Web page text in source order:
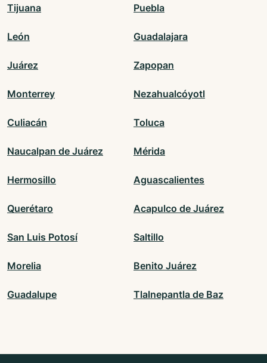
Tijuana Puebla
León Guadalajara
Juárez Zapopan
Monterrey Nezahualcóyotl
Culiacán Toluca
Naucalpan de Juárez Mérida
Hermosillo Aguascalientes
Querétaro Acapulco de Juárez
San Luis Potosí Saltillo
Morelia Benito Juárez
Guadalupe Tlalnepantla de Baz